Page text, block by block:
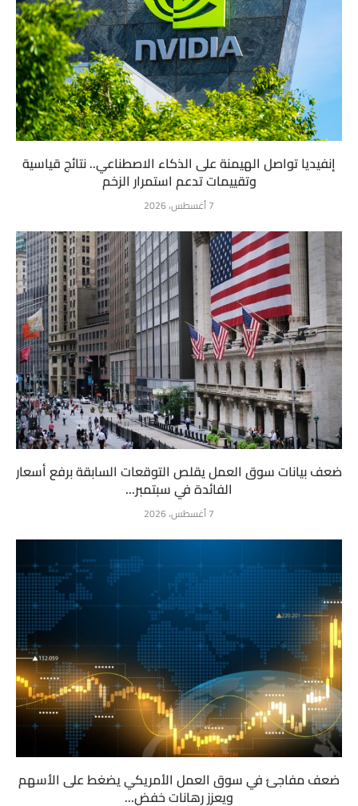
إنفيديا تواصل الهيمنة على الذكاء الاصطناعي.. نتائج قياسية
وتقييمات تدعم استمرار الزخم
7 أغسطس، 2026
ضعف بيانات سوق العمل يقلص التوقعات السابقة برفع أسعار
الفائدة في سبتمبر...
7 أغسطس، 2026
ضعف مفاجئ في سوق العمل الأمريكي يضغط على الأسهم
ويعزز رهانات خفض...